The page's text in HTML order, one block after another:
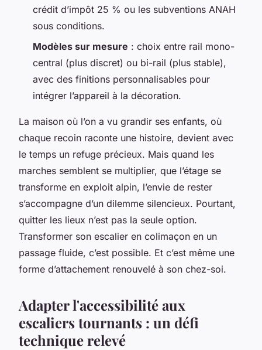
crédit d’impôt 25 % ou les subventions ANAH
sous conditions.
Modèles sur mesure : choix entre rail mono-
central (plus discret) ou bi-rail (plus stable),
avec des finitions personnalisables pour
intégrer l’appareil à la décoration.
La maison où l’on a vu grandir ses enfants, où
chaque recoin raconte une histoire, devient avec
le temps un refuge précieux. Mais quand les
marches semblent se multiplier, que l’étage se
transforme en exploit alpin, l’envie de rester
s’accompagne d’un dilemme silencieux. Pourtant,
quitter les lieux n’est pas la seule option.
Transformer son escalier en colimaçon en un
passage fluide, c’est possible. Et c’est même une
forme d’attachement renouvelé à son chez-soi.
Adapter l'accessibilité aux
escaliers tournants : un défi
technique relevé